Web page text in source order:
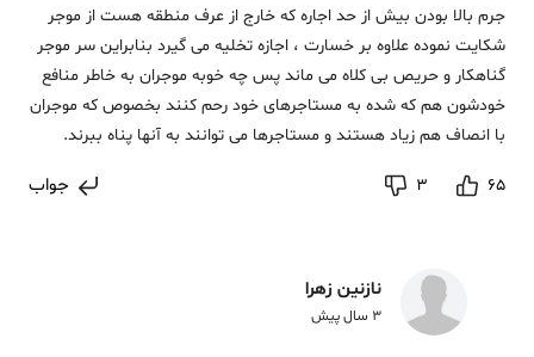
جرم بالا بودن بیش از حد اجاره که خارج از عرف منطقه هست از موجر
شکایت نموده علاوه بر خسارت ، اجازه تخلیه می گیرد بنابراین سر موجر
گناهکار و حریص بی کلاه می ماند پس چه خوبه موجران به خاطر منافع
خودشون هم که شده به مستاجرهای خود رحم کنند بخصوص که موجران
با انصاف هم زیاد هستند و مستاجرها می توانند به آنها پناه ببرند.
65
3 جواب
نازنین زهرا
3 سال پیش